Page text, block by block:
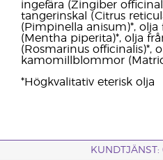
ingefära (Zingiber
tangerinskal (Citrus
(Pimpinella anisum)*,
(Mentha piperita)*, olja
(Rosmarinus officinalis)*,
kamomillblommor
*Högkvalitativ eterisk olja